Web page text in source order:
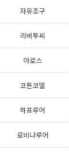
자유조구
리버투씨
아로스
코튼코델
하프루어
로비나루어